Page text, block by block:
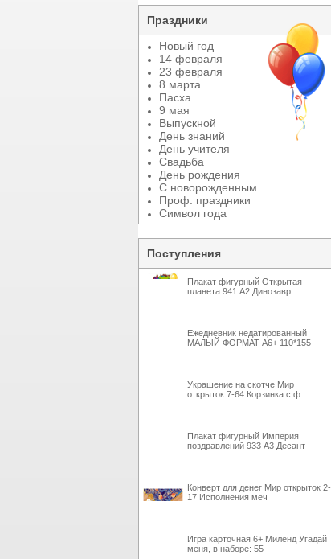
Праздники
Новый год
14 февраля
23 февраля
8 марта
Пасха
9 мая
Выпускной
День знаний
День учителя
Свадьба
День рождения
С новорожденным
Проф. праздники
Символ года
Поступления
Плакат фигурный Открытая
планета 941 А2 Динозавр
Ежедневник недатированный
МАЛЫЙ ФОРМАТ А6+ 110*155
Украшение на скотче Мир
открыток 7-64 Корзинка с ф
Плакат фигурный Империя
поздравлений 933 А3 Десант
Конверт для денег Мир открыток 2-
17 Исполнения меч
Игра карточная 6+ Миленд Угадай
меня, в наборе: 55